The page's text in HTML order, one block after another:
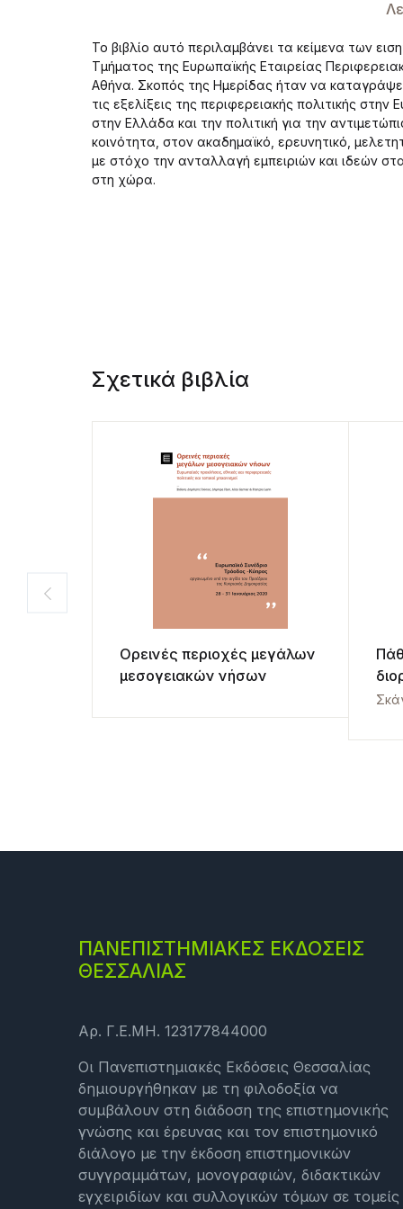
Το βιβλίο αυτό περιλαμβάνει τα κείμενα των
Τμήματος της Ευρωπαϊκής Εταιρείας
Αθήνα. Σκοπός της Ημερίδας ήταν να
τις εξελίξεις της περιφερειακής πολιτικής
στην Ελλάδα και την πολιτική για την
κοινότητα, στον ακαδημαϊκό, ερευνητικό,
με στόχο την ανταλλαγή εμπειριών και ιδεών
στη χώρα.
Σχετικά βιβλία
Ορεινές περιοχές μεγάλων
μεσογειακών νήσων
ΠΑΝΕΠΙΣΤΗΜΙΑΚΕΣ ΕΚΔΟΣΕΙΣ
ΘΕΣΣΑΛΙΑΣ
Αρ. Γ.Ε.ΜΗ. 123177844000
Οι Πανεπιστημιακές Εκδόσεις Θεσσαλίας
δημιουργήθηκαν με τη φιλοδοξία να
συμβάλουν στη διάδοση της επιστημονικής
γνώσης και έρευνας και τον επιστημονικό
διάλογο με την έκδοση επιστημονικών
συγγραμμάτων, μονογραφιών, διδακτικών
εγχειριδίων και συλλογικών τόμων σε τομείς